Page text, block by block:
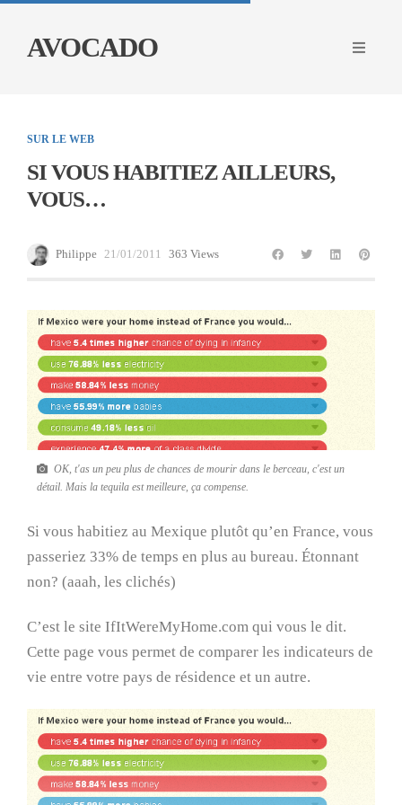
AVOCADO
SUR LE WEB
SI VOUS HABITIEZ AILLEURS,
VOUS…
Philippe 21/01/2011 363 Views
OK, t'as un peu plus de chances de mourir dans le berceau, c'est un
détail. Mais la tequila est meilleure, ça compense.
Si vous habitiez au Mexique plutôt qu’en France, vous
passeriez 33% de temps en plus au bureau. Étonnant
non? (aaah, les clichés)
C’est le site IfItWereMyHome.com qui vous le dit.
Cette page vous permet de comparer les indicateurs de
vie entre votre pays de résidence et un autre.